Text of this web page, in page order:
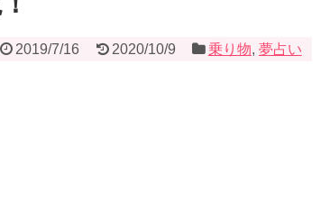
2019/7/16 2020/10/9 乗り物, 夢占い